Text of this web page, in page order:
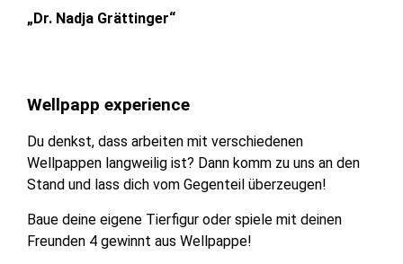
„Dr. Nadja Grättinger“
Wellpapp experience
Du denkst, dass arbeiten mit verschiedenen
Wellpappen langweilig ist? Dann komm zu uns an den
Stand und lass dich vom Gegenteil überzeugen!
Baue deine eigene Tierfigur oder spiele mit deinen
Freunden 4 gewinnt aus Wellpappe!